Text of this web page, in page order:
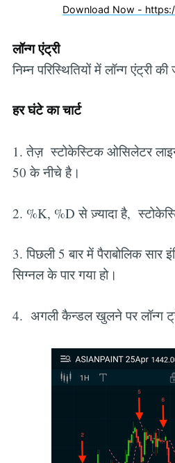
Download Now -
लॉन्ग एंट्री
निम्न परिस्थितियों में लॉन्ग एंट्री की
हर घंटे का चार्ट
1. तेज़ स्टोकेस्टिक ओसिलेटर
50 के नीचे है।
2. %K, %D से ज़्यादा है,
3. पिछली 5 बार में पैराबोलिक सार
सिग्नल के पार गया हो।
4. अगली कैन्डल खुलने पर लॉन्ग